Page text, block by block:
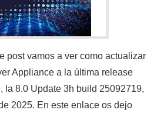
post vamos a ver como actualizar
Appliance a la última release
la 8.0 Update 3h build 25092719,
2025. En este enlace os dejo